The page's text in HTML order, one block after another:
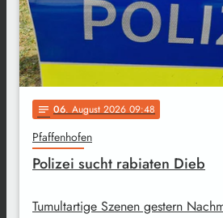
notes 06. August 2026 09:48
Pfaffenhofen
Polizei sucht rabiaten Dieb
Tumultartige Szenen gestern